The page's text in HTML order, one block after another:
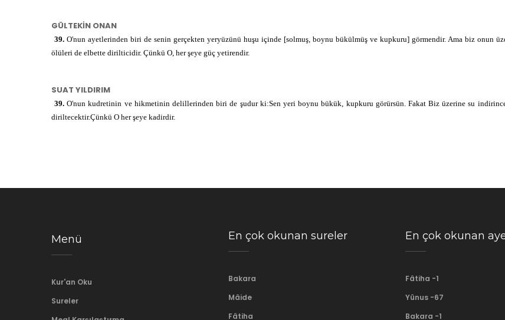
عَلَىٰ
كُلِّ
شَيْءٍ
قَدِيرٌ
GÜLTEKİN ONAN
39. O'nun ayetlerinden biri de senin gerçekten yeryüzünü huşu içinde [solmuş, boynu bükülmüş ve kupkuru] görmendir. Ama biz onun
ölüleri de elbette dirilticidir. Çünkü O, her şeye güç yetirendir.
SUAT YILDIRIM
39.O'nun kudretinin ve hikmetinin delillerinden biri de şudur ki:Sen yeri boynu bükük, kupkuru görürsün. Fakat Biz üzerine su
diriltecektir.Çünkü O her şeye kadirdir.
Menü
Kur'an Oku
Sureler
En çok okunan sureler
Bakara
Mâide
Fâtiha
En çok okunan
Fâtiha -1
Yûnus -67
Bakara -1